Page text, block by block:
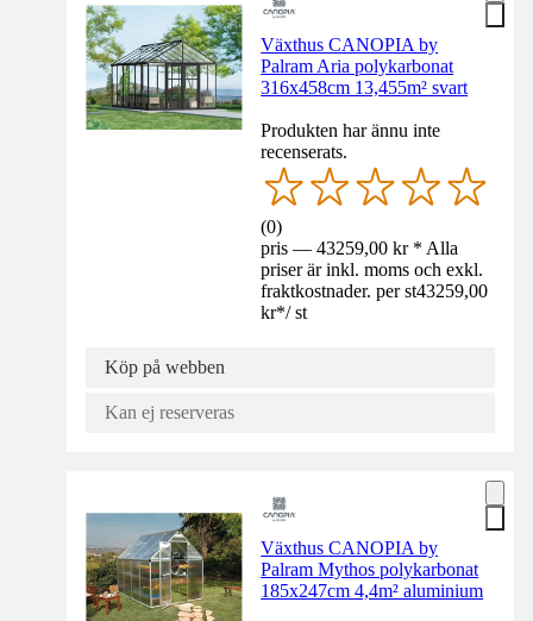
Växthus CANOPIA by
Palram Aria polykarbonat
316x458cm 13,455m² svart
Produkten har ännu inte
recenserats.
(0)
pris — 43259,00 kr * Alla
priser är inkl. moms och exkl.
fraktkostnader. per st43259,00
kr*/ st
Köp på webben
Kan ej reserveras
Växthus CANOPIA by
Palram Mythos polykarbonat
185x247cm 4,4m² aluminium